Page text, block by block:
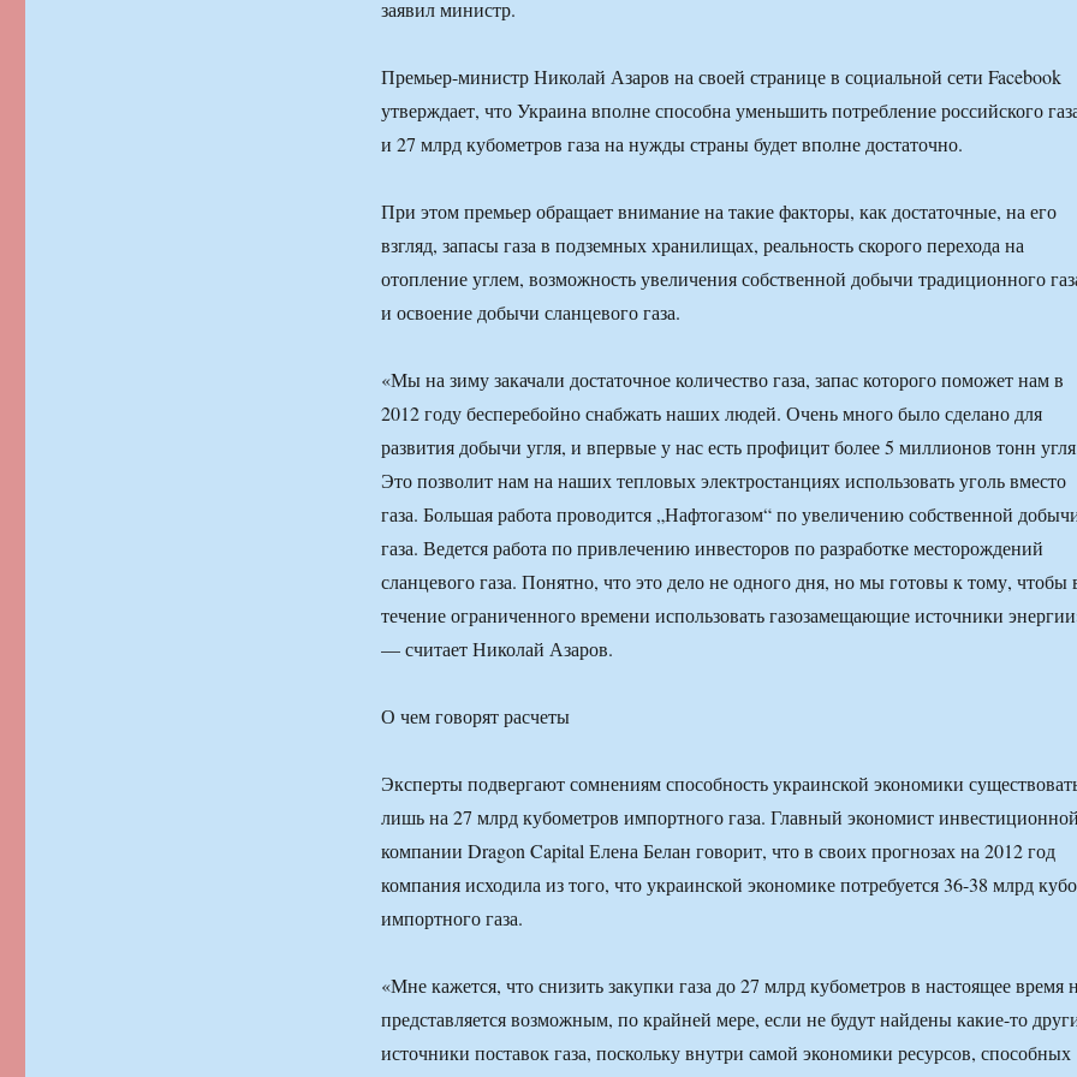
заявил министр.
Премьер-министр Николай Азаров на своей странице в социальной сети Facebook
утверждает, что Украина вполне способна уменьшить потребление российского
и 27 млрд кубометров газа на нужды страны будет вполне достаточно.
При этом премьер обращает внимание на такие факторы, как достаточные, на его
взгляд, запасы газа в подземных хранилищах, реальность скорого перехода на
отопление углем, возможность увеличения собственной добычи традиционного
и освоение добычи сланцевого газа.
«Мы на зиму закачали достаточное количество газа, запас которого поможет нам в
2012 году бесперебойно снабжать наших людей. Очень много было сделано для
развития добычи угля, и впервые у нас есть профицит более 5 миллионов тонн
Это позволит нам на наших тепловых электростанциях использовать уголь вместо
газа. Большая работа проводится „Нафтогазом“ по увеличению собственной
газа. Ведется работа по привлечению инвесторов по разработке месторождений
сланцевого газа. Понятно, что это дело не одного дня, но мы готовы к тому, чтобы
течение ограниченного времени использовать газозамещающие источники
— считает Николай Азаров.
О чем говорят расчеты
Эксперты подвергают сомнениям способность украинской экономики
лишь на 27 млрд кубометров импортного газа. Главный экономист инвестиционной
компании Dragon Capital Елена Белан говорит, что в своих прогнозах на 2012 год
компания исходила из того, что украинской экономике потребуется 36-38 млрд
импортного газа.
«Мне кажется, что снизить закупки газа до 27 млрд кубометров в настоящее время
представляется возможным, по крайней мере, если не будут найдены какие-то
источники поставок газа, поскольку внутри самой экономики ресурсов, способных